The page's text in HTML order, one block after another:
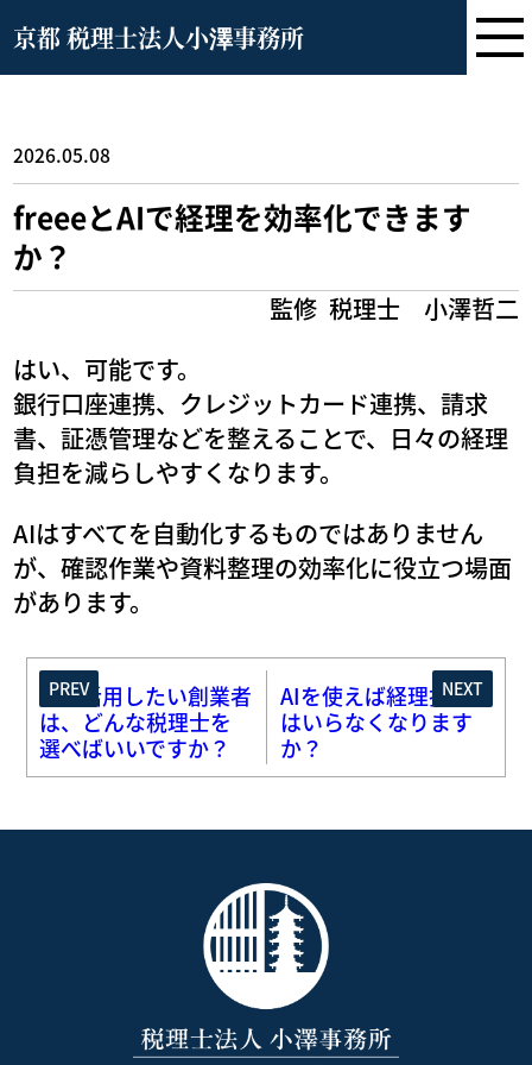
京都 税理士法人小澤事務所
2026.05.08
freeeとAIで経理を効率化できます
か？
監修 税理士 小澤哲二
はい、可能です。
銀行口座連携、クレジットカード連携、請求
書、証憑管理などを整えることで、日々の経理
負担を減らしやすくなります。
AIはすべてを自動化するものではありません
が、確認作業や資料整理の効率化に役立つ場面
があります。
PREV
AIを活用したい創業者
は、どんな税理士を
選べばいいですか？
NEXT
AIを使えば経理担当者
はいらなくなります
か？